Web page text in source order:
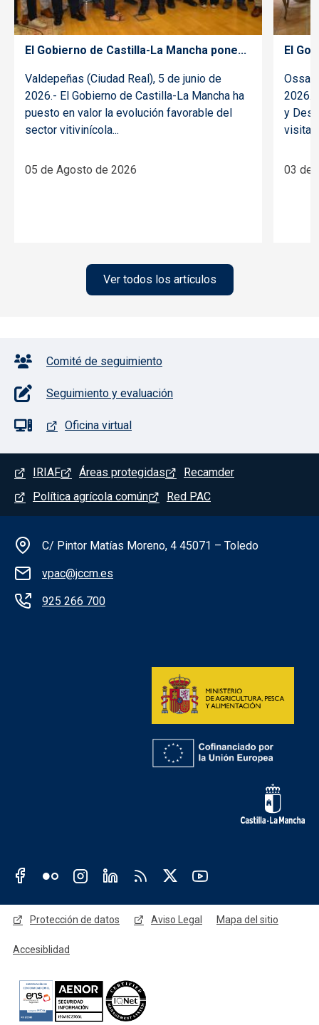
El Gobierno de Castilla-La Mancha pone...
Valdepeñas (Ciudad Real), 5 de junio de
2026.- El Gobierno de Castilla-La Mancha ha
puesto en valor la evolución favorable del
sector vitivinícola...
05 de Agosto de 2026
El
Ossa
2026.-
y
03 de
Ver todos los artículos
Pie de página con iconos
Comité de seguimiento
Seguimiento y evaluación
Oficina virtual
Menú del pie
IRIAF Áreas protegidas
Recamder
Política agrícola común
Red PAC
Información de la institución
C/ Pintor Matías Moreno, 4 45071 – Toledo
vpac@jccm.es
925 266 700
Redes sociales JCCM
Menú legal
Protección de datos Aviso Legal Mapa del sitio
Accesiblidad